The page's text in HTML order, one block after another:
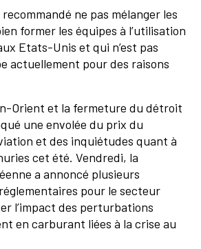
recommandé ne pas mélanger les
former les équipes à l’utilisation
Etats-Unis et qui n’est pas
actuellement pour des raisons
Orient et la fermeture du détroit
une envolée du prix du
et des inquiétudes quant à
cet été. Vendredi, la
a annoncé plusieurs
pour le secteur
l’impact des perturbations
en carburant liées à la crise au